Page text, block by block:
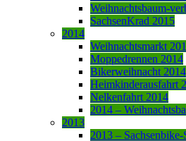
Weihnachtsbaum-
SachsenKrad 2015
2014
Weihnachtsmarkt
Moppedrennen 2014
Bikerweihnacht 2014
Heimkinderausfahrt
Nelkenfahrt 2014
2014 –
2013
2013 –